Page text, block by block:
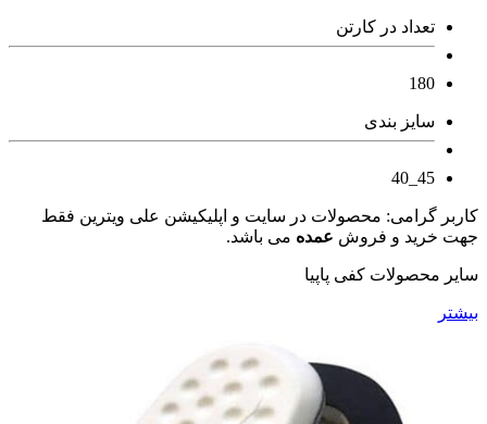
تعداد در کارتن
180
سایز بندی
45_40
کاربر گرامی: محصولات در سایت و اپلیکیشن علی ویترین فقط
جهت خرید و فروش عمده می باشد.
سایر محصولات کفی پاپیا
بیشتر